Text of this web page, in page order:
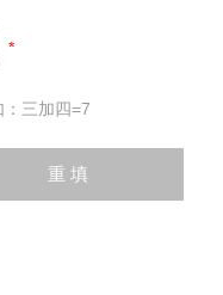
三加四=7